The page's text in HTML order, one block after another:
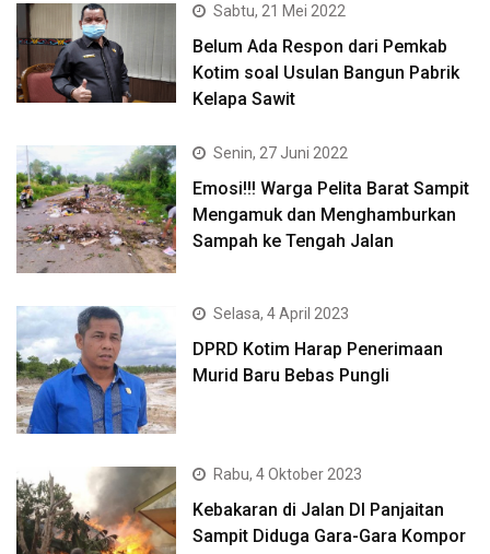
Sabtu, 21 Mei 2022
Belum Ada Respon dari Pemkab
Kotim soal Usulan Bangun Pabrik
Kelapa Sawit
Senin, 27 Juni 2022
Emosi!!! Warga Pelita Barat Sampit
Mengamuk dan Menghamburkan
Sampah ke Tengah Jalan
Selasa, 4 April 2023
DPRD Kotim Harap Penerimaan
Murid Baru Bebas Pungli
Rabu, 4 Oktober 2023
Kebakaran di Jalan DI Panjaitan
Sampit Diduga Gara-Gara Kompor